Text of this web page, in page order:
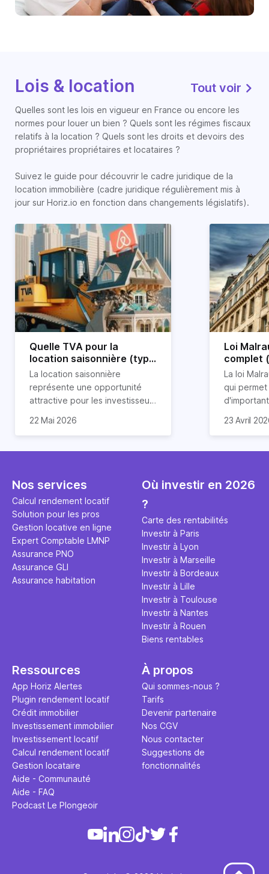
Lois & location Tout voir
Quelles sont les lois en vigueur en France ou encore les
normes pour louer un bien ? Quels sont les régimes fiscaux
relatifs à la location ? Quels sont les droits et devoirs des
propriétaires propriétaires et locataires ?
Suivez le guide pour découvrir le cadre juridique de la
location immobilière (cadre juridique régulièrement mis à
jour sur Horiz.io en fonction dans changements législatifs).
Quelle TVA pour la
location saisonnière (type
airbnb) ?
La location saisonnière
représente une opportunité
attractive pour les investisseurs
patrimoine et générer des
Cependant, il est crucial de
notamment la TVA, afin
Et qu’a-t-on appris à la rentrée
la TVA est généralisé pour les
saisonnière dans certaines
cet article.
22 Mai 2026
Loi
complet
La loi
qui
dimension
complet !
23 Avril
Nos services
Calcul rendement locatif
Solution pour les pros
Gestion locative en ligne
Expert Comptable LMNP
Assurance PNO
Assurance GLI
Assurance habitation
Où investir en 2026
?
Carte des rentabilités
Investir à Paris
Investir à Lyon
Investir à Marseille
Investir à Bordeaux
Investir à Lille
Investir à Toulouse
Investir à Nantes
Investir à Rouen
Biens rentables
Ressources
App Horiz Alertes
Plugin rendement locatif
Crédit immobilier
Investissement immobilier
Investissement locatif
Calcul rendement locatif
Gestion locataire
Aide - Communauté
Aide - FAQ
Podcast Le Plongeoir
À propos
Qui sommes-nous ?
Tarifs
Devenir partenaire
Nos CGV
Nous contacter
Suggestions de
fonctionnalités